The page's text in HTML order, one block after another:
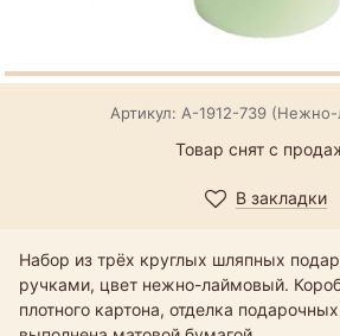
Артикул: А-1912-739
Товар снят с
В закладки
Набор из трёх круглых шляпных
ручками, цвет нежно-лаймовый.
плотного картона, отделка